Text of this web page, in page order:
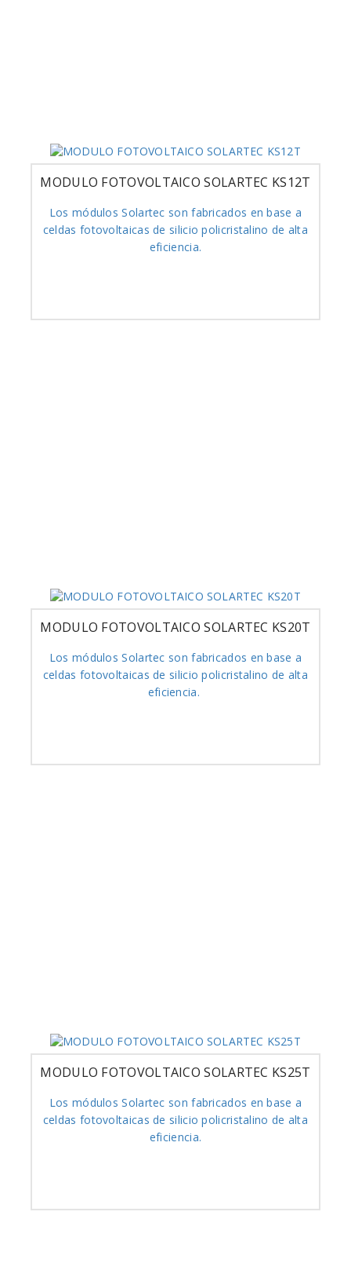
MODULO FOTOVOLTAICO SOLARTEC KS12T
Los módulos Solartec son fabricados en base a
celdas fotovoltaicas de silicio policristalino de alta
eficiencia.
MODULO FOTOVOLTAICO SOLARTEC KS20T
Los módulos Solartec son fabricados en base a
celdas fotovoltaicas de silicio policristalino de alta
eficiencia.
MODULO FOTOVOLTAICO SOLARTEC KS25T
Los módulos Solartec son fabricados en base a
celdas fotovoltaicas de silicio policristalino de alta
eficiencia.